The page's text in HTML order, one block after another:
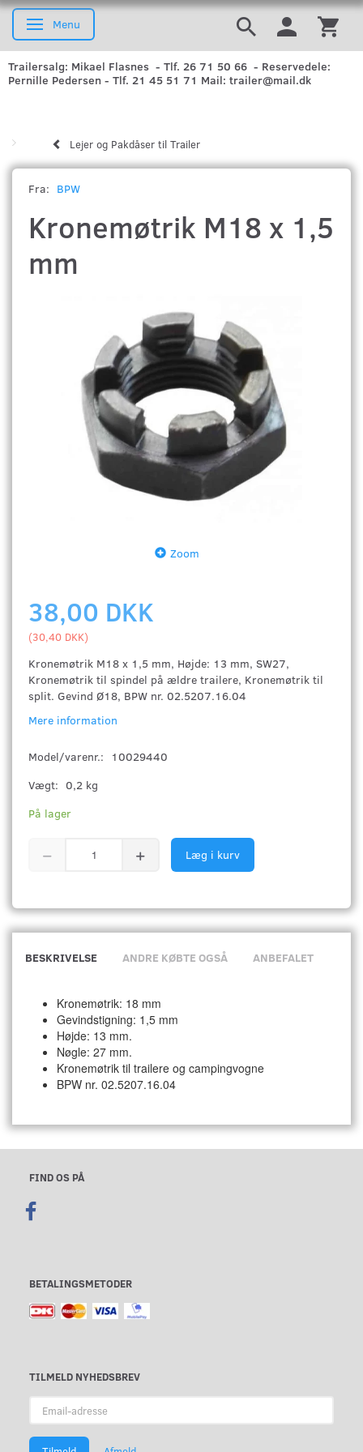
Skifte navigation
Menu
Trailersalg: Mikael Flasnes - Tlf. 26 71 50 66 - Reservedele:
Pernille Pedersen - Tlf. 21 45 51 71 Mail: trailer@mail.dk
Lejer og Pakdåser til Trailer
Fra: BPW
Kronemøtrik M18 x 1,5
mm
Zoom
38,00 DKK
(30,40 DKK)
Kronemøtrik M18 x 1,5 mm, Højde: 13 mm, SW27,
Kronemøtrik til spindel på ældre trailere, Kronemøtrik til
split. Gevind Ø18, BPW nr. 02.5207.16.04
Mere information
Model/varenr.:
10029440
Vægt: 0,2 kg
På lager
Læg i kurv
BESKRIVELSE ANDRE KØBTE OGSÅ ANBEFALET
Kronemøtrik: 18 mm
Gevindstigning: 1,5 mm
Højde: 13 mm.
Nøgle: 27 mm.
Kronemøtrik til trailere og campingvogne
BPW nr. 02.5207.16.04
FIND OS PÅ
BETALINGSMETODER
TILMELD NYHEDSBREV
adresse